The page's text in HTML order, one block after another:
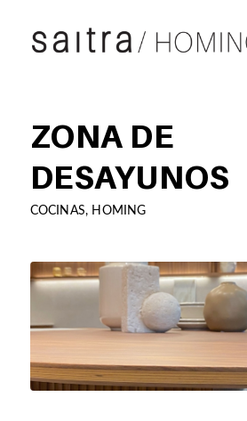
ZONA DE
DESAYUNOS
COCINAS, HOMING